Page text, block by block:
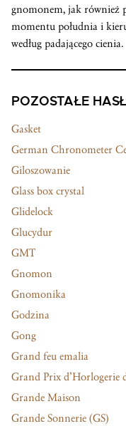
gnomonem, jak również
momentu południa i
według padającego cienia.
POZOSTAŁE
Gasket
German Chronometer
Giloszowanie
Glass box crystal
Glidelock
Glucydur
GMT
Gnomon
Gnomonika
Godzina
Gong
Grand feu emalia
Grand Prix d’Horlogerie
Grande Maison
Grande Sonnerie (GS)